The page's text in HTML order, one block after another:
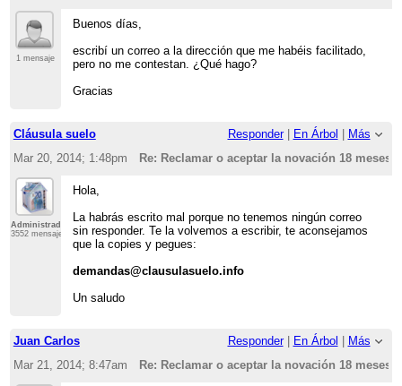
1 mensaje
Buenos días,
escribí un correo a la dirección que me habéis facilitado,
pero no me contestan. ¿Qué hago?
Gracias
Cláusula suelo Responder| En Árbol
Más
Mar 20, 2014; 1:48pm
Re: Reclamar o aceptar la novación 18 meses?
Administrador
3552 mensajes
Hola,
La habrás escrito mal porque no tenemos ningún correo
sin responder. Te la volvemos a escribir, te aconsejamos
que la copies y pegues:
demandas@clausulasuelo.info
Un saludo
Juan Carlos Responder| En Árbol
Más
Mar 21, 2014; 8:47am
Re: Reclamar o aceptar la novación 18 meses?